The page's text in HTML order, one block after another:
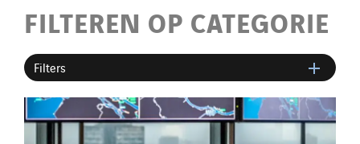
FILTEREN OP CATEGORIE
Filters